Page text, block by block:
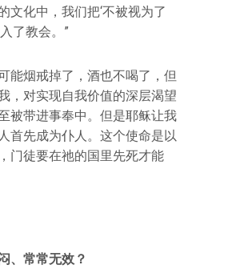
文化中，我们把‘不被视为了
了教会。”
能烟戒掉了，酒也不喝了，但
，对实现自我价值的深层渴望
被带进事奉中。但是耶稣让我
首先成为仆人。这个使命是以
门徒要在祂的国里先死才能
、常常无效？